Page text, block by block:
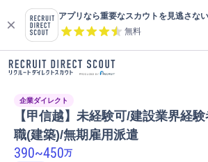
アプリなら重要なスカウトを見逃さな
無料
企業ダイレクト
【甲信越】未経験可/建設業界経
職(建築)/無期雇用派遣
390~450万